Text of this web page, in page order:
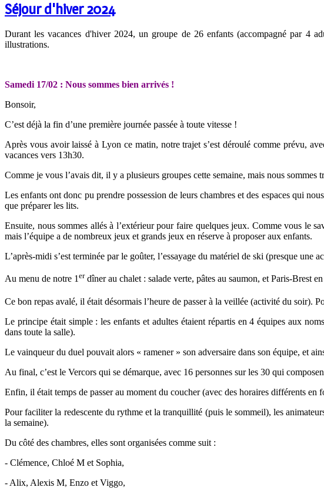
Séjour d'hiver 2024
Durant les vacances d'hiver 2024, un groupe de 26 enfants (accompagné par 4
illustrations.
Samedi 17/02 : Nous sommes bien arrivés !
Bonsoir,
C’est déjà la fin d’une première journée passée à toute vitesse !
Après vous avoir laissé à Lyon ce matin, notre trajet s’est déroulé comme prévu,
vacances vers 13h30.
Comme je vous l’avais dit, il y a plusieurs groupes cette semaine, mais nous
Les enfants ont donc pu prendre possession de leurs chambres et des espaces qui
que préparer les lits.
Ensuite, nous sommes allés à l’extérieur pour faire quelques jeux. Comme vous le
mais l’équipe a de nombreux jeux et grands jeux en réserve à proposer aux enfants.
L’après-midi s’est terminée par le goûter, l’essayage du matériel de ski (presque
Au menu de notre 1erdîner au chalet : salade verte, pâtes au saumon, et Paris-Brest en
Ce bon repas avalé, il était désormais l’heure de passer à la veillée (activité du soir).
Le principe était simple : les enfants et adultes étaient répartis en 4 équipes aux
dans toute la salle).
Le vainqueur du duel pouvait alors « ramener » son adversaire dans son équipe, et
Au final, c’est le Vercors qui se démarque, avec 16 personnes sur les 30 qui
Enfin, il était temps de passer au moment du coucher (avec des horaires différents en
Pour faciliter la redescente du rythme et la tranquillité (puis le sommeil), les
la semaine).
Du côté des chambres, elles sont organisées comme suit :
- Clémence, Chloé M et Sophia,
- Alix, Alexis M, Enzo et Viggo,